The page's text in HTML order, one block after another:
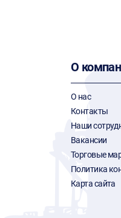
О
О нас
Контакты
Наши
Вакансии
Торговые
Политика
Карта сайта